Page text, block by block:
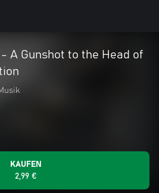
A Gunshot to the Head of
KAUFEN
2,99 €